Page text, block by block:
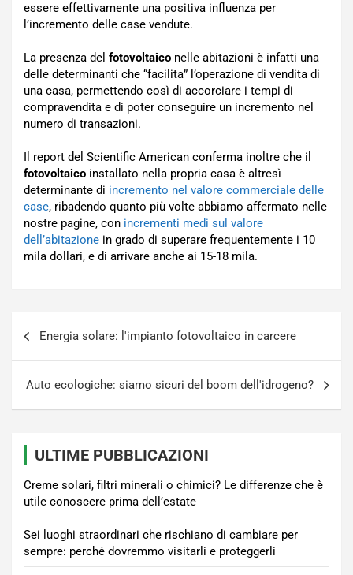
essere effettivamente una positiva influenza per
l’incremento delle case vendute.
La presenza del fotovoltaico nelle abitazioni è infatti una
delle determinanti che “facilita” l’operazione di vendita di
una casa, permettendo così di accorciare i tempi di
compravendita e di poter conseguire un incremento nel
numero di transazioni.
Il report del Scientific American conferma inoltre che il
fotovoltaico installato nella propria casa è altresì
determinante di incremento nel valore commerciale delle
case, ribadendo quanto più volte abbiamo affermato nelle
nostre pagine, con incrementi medi sul valore
dell’abitazione in grado di superare frequentemente i 10
mila dollari, e di arrivare anche ai 15-18 mila.
articoli
Energia solare: l'impianto fotovoltaico in carcere
Auto ecologiche: siamo sicuri del boom dell'idrogeno?
ULTIME PUBBLICAZIONI
Creme solari, filtri minerali o chimici? Le differenze che è
utile conoscere prima dell’estate
Sei luoghi straordinari che rischiano di cambiare per
sempre: perché dovremmo visitarli e proteggerli